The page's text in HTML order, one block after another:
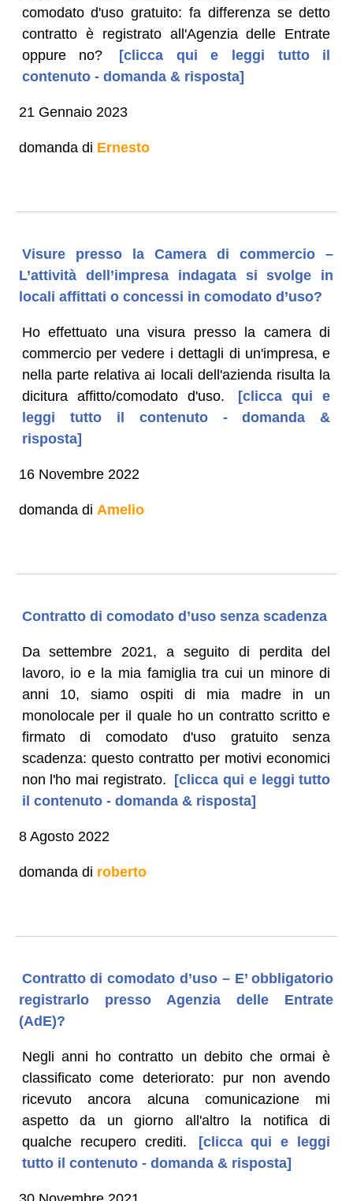
comodato d'uso gratuito: fa differenza se detto
contratto è registrato all'Agenzia delle Entrate
oppure no?
[clicca qui e leggi tutto il
contenuto - domanda & risposta]
21 Gennaio 2023
domanda di Ernesto
Visure presso la Camera di commercio –
L’attività dell’impresa indagata si svolge in
locali affittati o concessi in comodato d’uso?
Ho effettuato una visura presso la camera di
commercio per vedere i dettagli di un'impresa, e
nella parte relativa ai locali dell'azienda risulta la
dicitura affitto/comodato d'uso.
[clicca qui e
leggi tutto il contenuto - domanda &
risposta]
16 Novembre 2022
domanda di Amelio
Contratto di comodato d’uso senza scadenza
Da settembre 2021, a seguito di perdita del
lavoro, io e la mia famiglia tra cui un minore di
anni 10, siamo ospiti di mia madre in un
monolocale per il quale ho un contratto scritto e
firmato di comodato d'uso gratuito senza
scadenza: questo contratto per motivi economici
non l'ho mai registrato. [clicca qui e leggi tutto
il contenuto - domanda & risposta]
8 Agosto 2022
domanda di roberto
Contratto di comodato d’uso – E’ obbligatorio
registrarlo presso Agenzia delle Entrate
(AdE)?
Negli anni ho contratto un debito che ormai è
classificato come deteriorato: pur non avendo
ricevuto ancora alcuna comunicazione mi
aspetto da un giorno all'altro la notifica di
qualche recupero crediti.
[clicca qui e leggi
tutto il contenuto - domanda & risposta]